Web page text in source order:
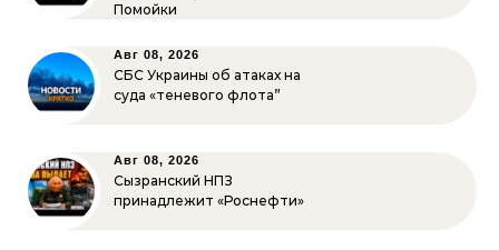
Помойки
Авг 08, 2026
СБС Украины об атаках на
суда «теневого флота”
Авг 08, 2026
Сызранский НПЗ
принадлежит «Роснефти»